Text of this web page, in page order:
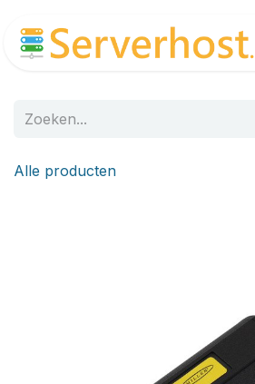
Alle producten